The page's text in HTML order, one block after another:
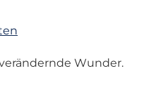
Wunder.